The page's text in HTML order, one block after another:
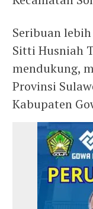
Seribuan
Sitti Husniah
mendukung,
Provinsi
Kabupaten